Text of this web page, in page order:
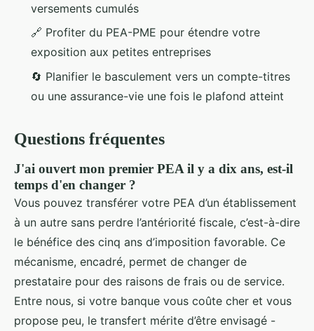
versements cumulés
🔗 Profiter du PEA-PME pour étendre votre
exposition aux petites entreprises
🔄 Planifier le basculement vers un compte-titres
ou une assurance-vie une fois le plafond atteint
Questions fréquentes
J'ai ouvert mon premier PEA il y a dix ans, est-il
temps d'en changer ?
Vous pouvez transférer votre PEA d’un établissement
à un autre sans perdre l’antériorité fiscale, c’est-à-dire
le bénéfice des cinq ans d’imposition favorable. Ce
mécanisme, encadré, permet de changer de
prestataire pour des raisons de frais ou de service.
Entre nous, si votre banque vous coûte cher et vous
propose peu, le transfert mérite d’être envisagé -